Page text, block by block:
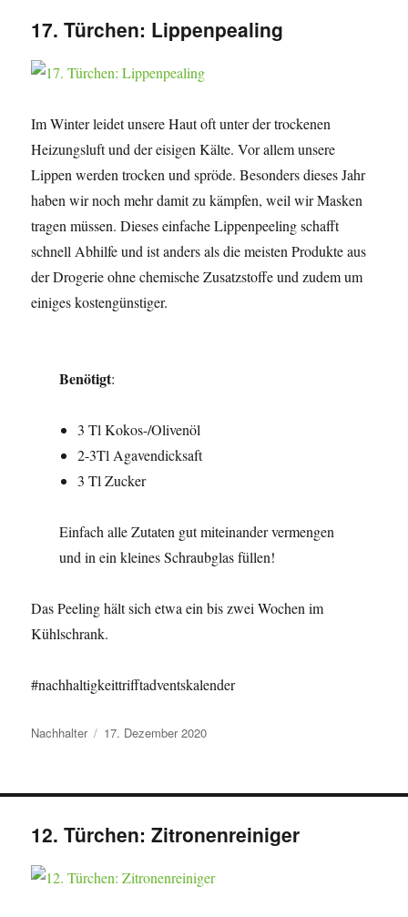
17. Türchen: Lippenpealing
Im Winter leidet unsere Haut oft unter der trockenen
Heizungsluft und der eisigen Kälte. Vor allem unsere
Lippen werden trocken und spröde. Besonders dieses Jahr
haben wir noch mehr damit zu kämpfen, weil wir Masken
tragen müssen. Dieses einfache Lippenpeeling schafft
schnell Abhilfe und ist anders als die meisten Produkte aus
der Drogerie ohne chemische Zusatzstoffe und zudem um
einiges kostengünstiger.
Benötigt:
3 Tl Kokos-/Olivenöl
2-3Tl Agavendicksaft
3 Tl Zucker
Einfach alle Zutaten gut miteinander vermengen
und in ein kleines Schraubglas füllen!
Das Peeling hält sich etwa ein bis zwei Wochen im
Kühlschrank.
#nachhaltigkeittrifftadventskalender
Autor
Nachhalter
Veröffentlicht
17. Dezember 2020
12. Türchen: Zitronenreiniger